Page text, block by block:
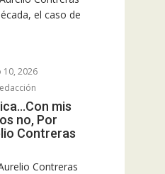
el caso de
10, 2026
mis
no, Por
Contreras
Contreras